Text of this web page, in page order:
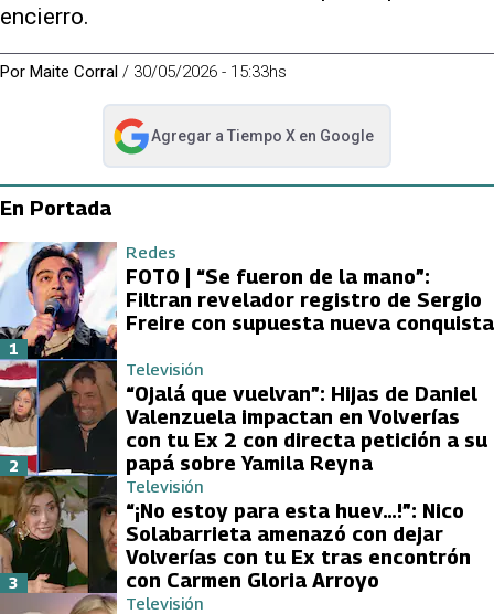
encierro.
Por Maite Corral / 30/05/2026 - 15:33hs
Agregar a Tiempo Xen Google
abre en nueva pestaña
En Portada
Redes
FOTO | “Se fueron de la mano”:
Filtran revelador registro de Sergio
Freire con supuesta nueva conquista
1
Televisión
“Ojalá que vuelvan”: Hijas de Daniel
Valenzuela impactan en Volverías
con tu Ex 2 con directa petición a su
papá sobre Yamila Reyna
2
Televisión
“¡No estoy para esta huev…!”: Nico
Solabarrieta amenazó con dejar
Volverías con tu Ex tras encontrón
con Carmen Gloria Arroyo
3
Televisión